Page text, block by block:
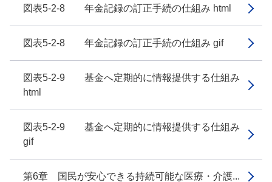
図表5-2-8 年金記録の訂正手続の仕組み html
図表5-2-8 年金記録の訂正手続の仕組み gif
図表5-2-9 基金へ定期的に情報提供する仕組み
html
図表5-2-9 基金へ定期的に情報提供する仕組み
gif
第6章 国民が安心できる持続可能な医療・介護...